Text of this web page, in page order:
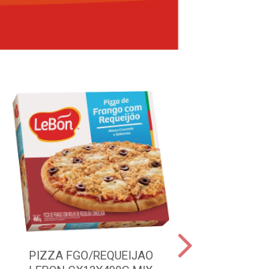
PIZZA FGO/REQUEIJAO